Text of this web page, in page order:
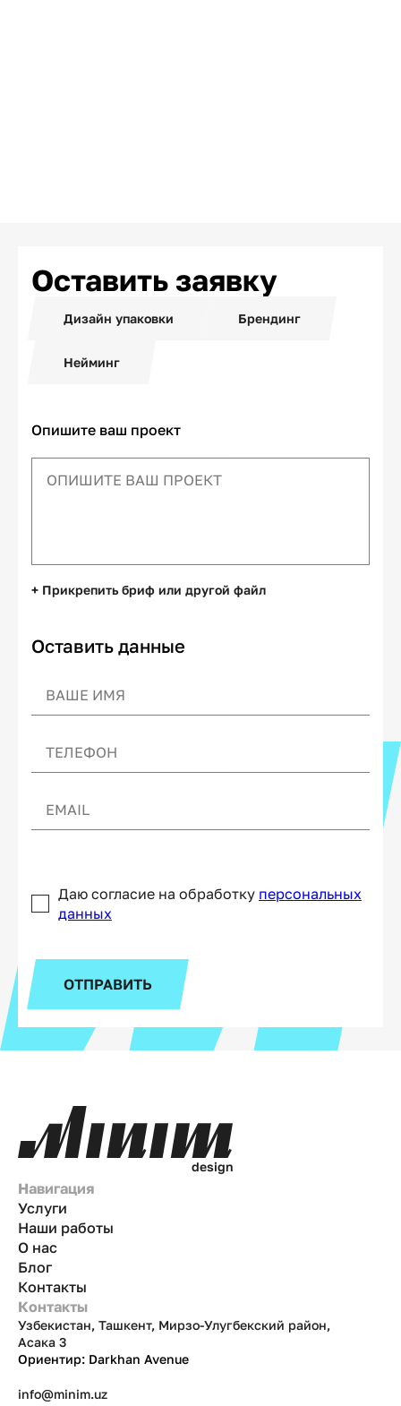
Оставить заявку
Дизайн упаковки Брендинг
Нейминг
Опишите ваш проект
+ Прикрепить бриф или другой файл
Оставить данные
Даю согласие на обработку персональных
данных
ОТПРАВИТЬ
design
Навигация
Услуги
Наши работы
О нас
Блог
Контакты
Контакты
Узбекистан, Ташкент, Мирзо-Улугбекский район,
Асака 3
Ориентир: Darkhan Avenue
info@minim.uz